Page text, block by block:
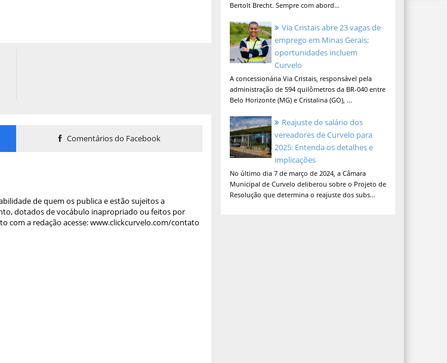
Comentários do Facebook
de quem os publica e estão sujeitos a
dotados de vocábulo inapropriado ou feitos por
com a redação acesse: www.clickcurvelo.com/contato
Bertolt Brecht. Sempre com abord...
Via Cristais abre 23 vagas de
emprego em Minas Gerais;
oportunidades incluem
Curvelo
A concessionária Via Cristais, responsável pela
administração de 594 quilômetros da BR-040 entre
Belo Horizonte (MG) e Cristalina (GO), ...
Reajuste de salário dos
vereadores de Curvelo para
2025: Entenda os detalhes e
implicações
No último dia 7 de março de 2024, a Câmara
Municipal de Curvelo deliberou sobre o Projeto de
Resolução que determina o reajuste dos subs...